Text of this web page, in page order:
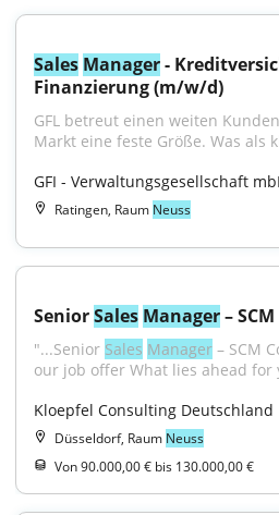
Sales Manager -
Finanzierung (m/w/d)
GFL betreut einen weiten
Markt eine feste Größe. Was als
GFI - Verwaltungsgesellschaft
Ratingen, Raum Neuss
Senior Sales Manager –
"...Senior Sales Manager – SCM
our job offer What lies ahead for
Kloepfel Consulting Deutschland
Düsseldorf, Raum Neuss
Von 90.000,00 € bis 130.000,00 €